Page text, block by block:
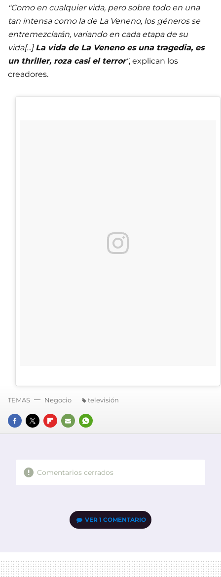
"Como en cualquier vida, pero sobre todo en una
tan intensa como la de La Veneno, los géneros se
entremezclarán, variando en cada etapa de su
vida[...]La vida de La Veneno es una tragedia, es
un thriller, roza casi el terror", explican los
creadores.
FACEBOOK
TWITTERFLIPBOARD
E-
WHATSAPP
TEMAS Negocio televisión
Comentarios cerrados
VER1 COMENTARIO